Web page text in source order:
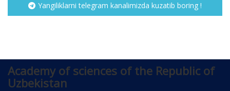
Yangiliklarni telegram kanalimizda kuzatib boring !
Academy of sciences of the Republic of
Uzbekistan